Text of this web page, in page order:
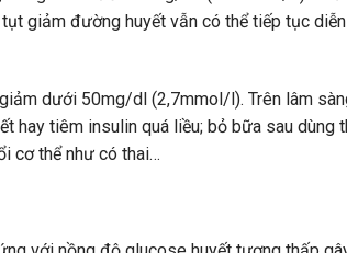
giảm đường huyết vẫn có thể tiếp tục
dưới 50mg/dl (2,7mmol/l). Trên lâm
hay tiêm insulin quá liều; bỏ bữa sau dùng
cơ thể như có thai…